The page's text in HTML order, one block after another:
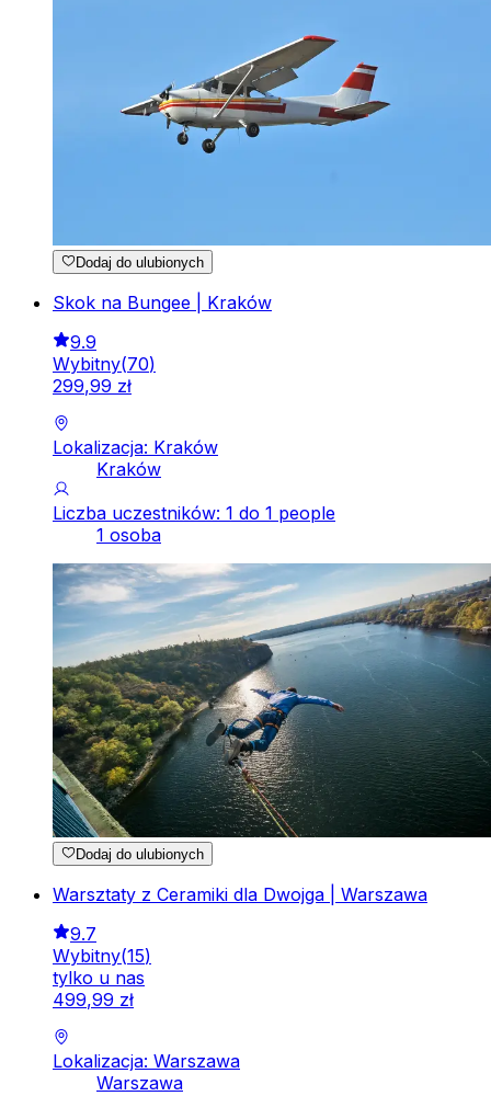
Dodaj do ulubionych
Skok na Bungee | Kraków
9.9
Wybitny(70)
299,99 zł
Lokalizacja: Kraków
Kraków
Liczba uczestników: 1 do 1 people
1 osoba
Dodaj do ulubionych
Warsztaty z Ceramiki dla Dwojga | Warszawa
9.7
Wybitny(15)
tylko u nas
499,99 zł
Lokalizacja: Warszawa
Warszawa